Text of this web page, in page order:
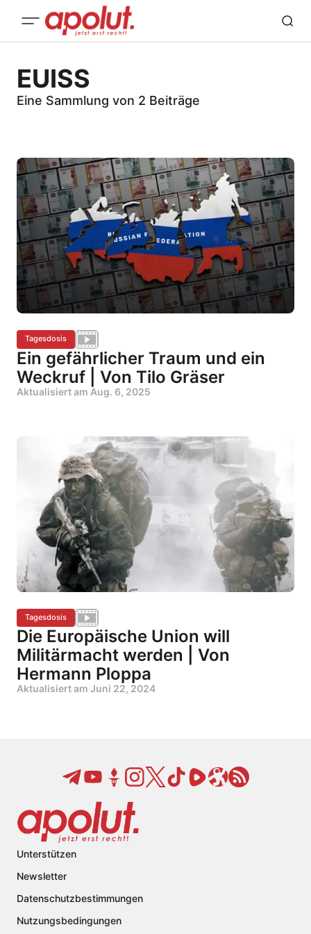
EUISS
Eine Sammlung von 2 Beiträge
Tagesdosis
Ein gefährlicher Traum und ein
Weckruf | Von Tilo Gräser
Aktualisiert am Aug. 6, 2025
Tagesdosis
Die Europäische Union will
Militärmacht werden | Von
Hermann Ploppa
Aktualisiert am Juni 22, 2024
Unterstützen
Newsletter
Datenschutzbestimmungen
Nutzungsbedingungen